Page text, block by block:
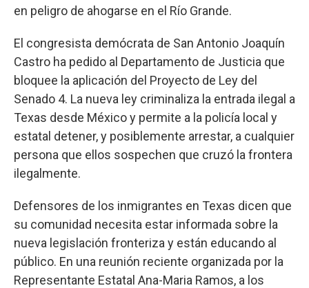
en peligro de ahogarse en el Río Grande.
El congresista demócrata de San Antonio Joaquín
Castro ha pedido al Departamento de Justicia que
bloquee la aplicación del Proyecto de Ley del
Senado 4. La nueva ley criminaliza la entrada ilegal a
Texas desde México y permite a la policía local y
estatal detener, y posiblemente arrestar, a cualquier
persona que ellos sospechen que cruzó la frontera
ilegalmente.
Defensores de los inmigrantes en Texas dicen que
su comunidad necesita estar informada sobre la
nueva legislación fronteriza y están educando al
público. En una reunión reciente organizada por la
Representante Estatal Ana-Maria Ramos, a los